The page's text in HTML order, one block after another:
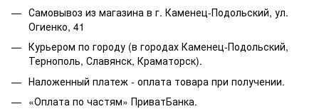
Самовывоз из магазина в г. Каменец-Подольский, ул.
Огиенко, 41
Курьером по городу (в городах Каменец-Подольский,
Тернополь, Славянск, Краматорск).
Наложенный платеж - оплата товара при получении.
«Оплата по частям» ПриватБанка.